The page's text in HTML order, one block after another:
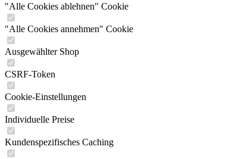
"Alle Cookies ablehnen" Cookie
"Alle Cookies annehmen" Cookie
Ausgewählter Shop
CSRF-Token
Cookie-Einstellungen
Individuelle Preise
Kundenspezifisches Caching